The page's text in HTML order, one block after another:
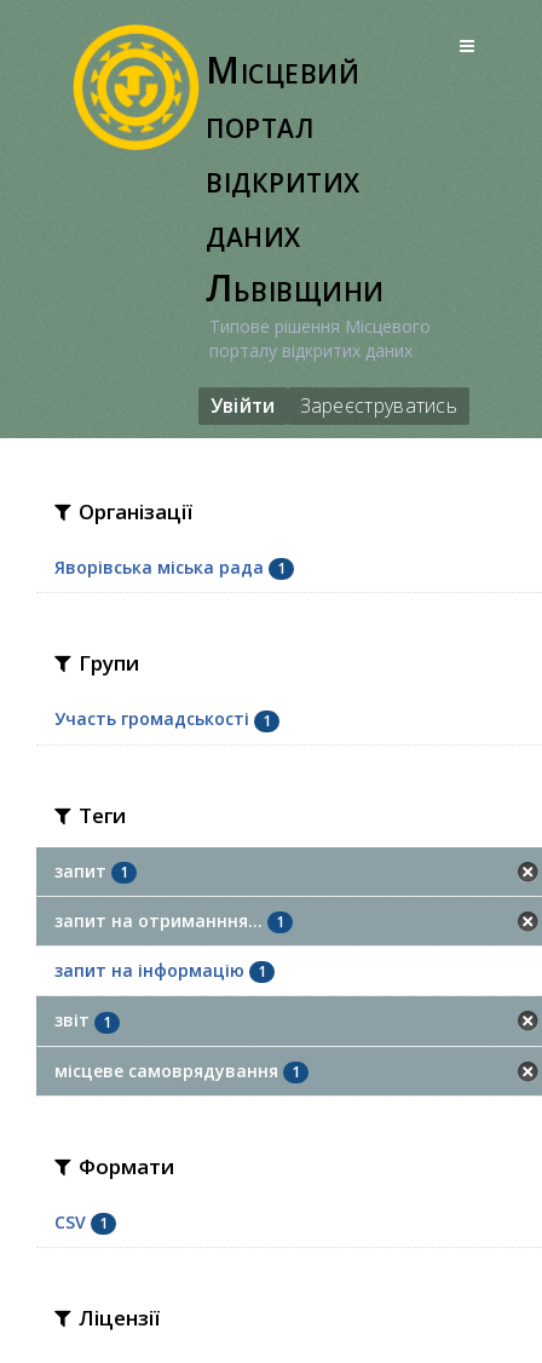
Місцевий
портал
відкритих
даних
Львівщини
Типове рішення Місцевого
порталу відкритих даних
Увійти Зареєструватись
Організації
Яворівська міська рада 1
Групи
Участь громадськості 1
Теги
запит 1
запит на отриманння... 1
запит на інформацію 1
звіт 1
місцеве самоврядування 1
Формати
CSV 1
Ліцензії